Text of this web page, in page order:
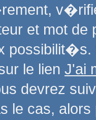
et mot
possibilit�s.
le lien J'ai
devrez
le cas,